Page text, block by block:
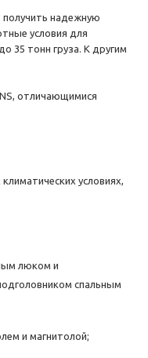
получить надежную
условия для
35 тонн груза. К другим
отличающимися
условиях,
люком и
спальным
и магнитолой;